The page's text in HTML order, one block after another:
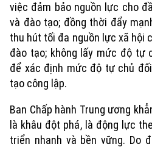
việc đảm bảo nguồn lực cho
và đào tạo; đồng thời đẩy
thu hút tối đa nguồn lực xã hội
đào tạo; không lấy mức độ tự
để xác định mức độ tự chủ
tạo công lập.
Ban Chấp hành Trung ương
là khâu đột phá, là động lực
triển nhanh và bền vững. Do